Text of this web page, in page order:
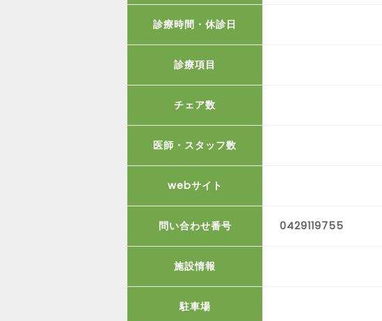
診療時間・休診日
診療項目
チェア数
医師・スタッフ数
webサイト
問い合わせ番号 0429119755
施設情報
駐車場